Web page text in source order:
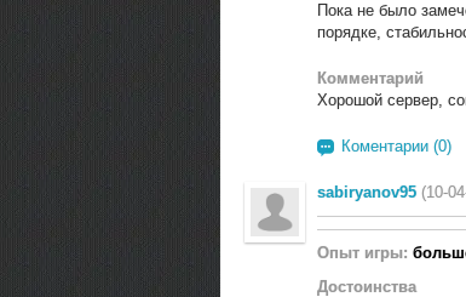
Пока не было
порядке,
Комментарий
Хорошой сервер,
Коментарии (0)
sabiryanov95 (10-
Опыт игры:
Достоинства